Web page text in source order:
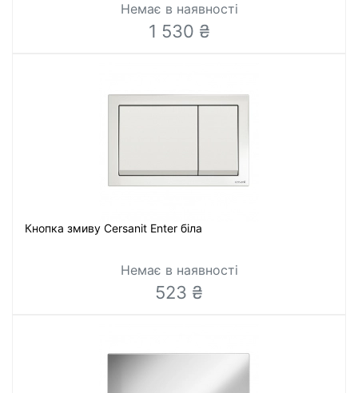
Немає в наявності
1 530 ₴
Кнопка змиву Cersanit Enter біла
Немає в наявності
523 ₴